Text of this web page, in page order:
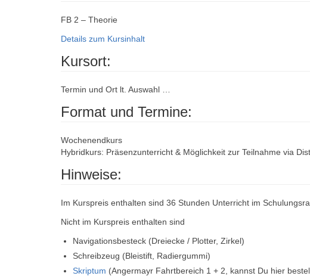
FB 2 – Theorie
Details zum Kursinhalt
Kursort:
Termin und Ort lt. Auswahl …
Format und Termine:
Wochenendkurs
Hybridkurs: Präsenzunterricht & Möglichkeit zur Teilnahme via
Hinweise:
Im Kurspreis enthalten sind 36 Stunden Unterricht im
Nicht im Kurspreis enthalten sind
Navigationsbesteck (Dreiecke / Plotter, Zirkel)
Schreibzeug (Bleistift, Radiergummi)
Skriptum (Angermayr Fahrtbereich 1 + 2, kannst Du hier